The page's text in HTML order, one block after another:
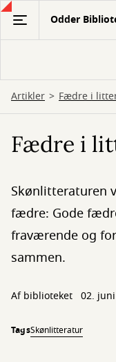
Gå
hovedindhold
Odder
Artikler Fædre i
Fædre i
Skønlitteraturen
fædre: Gode
fraværende og
sammen.
Af biblioteket 02.
TagsSkønlitteratur